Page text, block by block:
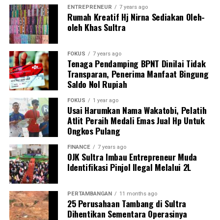
Komitmen BRI dalam mendukung sektor perumahan
nasional tercermin dari penyaluran Kredit Pemilikan
Properti (KPP) yang hingga 31 Mei 2026 telah mencapai
Rp9,5 triliun kepada 68.212 debitur. Seiring tingginya
kebutuhan pembiayaan masyarakat, Perseroan juga
meningkatkan alokasi KPP tahun 2026 dari Rp8 triliun
menjadi Rp12 triliun, sekaligus mempertegas posisi BRI
sebagai bank dengan penyaluran KPP terbesar di
Indonesia.
7. DNA Kerakyatan Tetap Kuat, BRI Konsisten Perkuat
Pemberdayaan UMKM dan Desa
Komitmen Perseroan terhadap ekonomi kerakyatan juga
diwujudkan melalui pemberdayaan UMKM dan
pengembangan ekosistem desa.
Hingga kini, BRI telah membina 5.245 Desa BRILiaN,
Dirut Bank Jatim, Winardi Legowo. -foto:ist-
Post Views: 4,061
ENTREPRENEUR 7 years ago
Rumah Kreatif Hj Nirna Sediakan Oleh-
oleh Khas Sultra
FOKUS 7 years ago
Tenaga Pendamping BPNT Dinilai Tidak
Transparan, Penerima Manfaat Bingung
Saldo Nol Rupiah
FOKUS 1 year ago
Usai Harumkan Nama Wakatobi, Pelatih
Atlit Peraih Medali Emas Jual Hp Untuk
Ongkos Pulang
FINANCE 7 years ago
OJK Sultra Imbau Entrepreneur Muda
Identifikasi Pinjol Ilegal Melalui 2L
PERTAMBANGAN 11 months ago
25 Perusahaan Tambang di Sultra
Dihentikan Sementara Operasinya